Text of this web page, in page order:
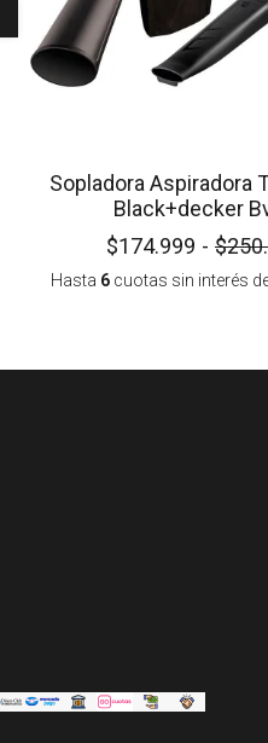
Sopladora Aspiradora
Black+decker
$174.999 -
Hasta 6cuotas sin interés